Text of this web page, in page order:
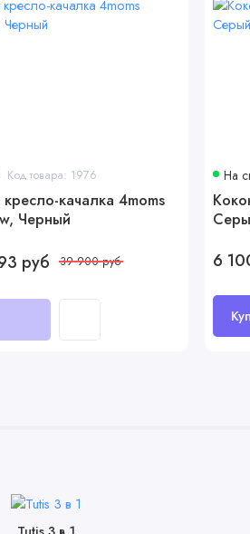
Код товара: 1976
качалка 4moms
Черный
руб 39 900 руб
На
6